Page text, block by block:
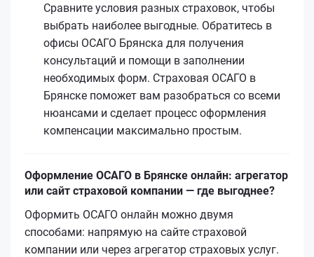
Сравните условия разных страховок, чтобы
выбрать наиболее выгодные. Обратитесь в
офисы ОСАГО Брянска для получения
консультаций и помощи в заполнении
необходимых форм. Страховая ОСАГО в
Брянске поможет вам разобраться со всеми
нюансами и сделает процесс оформления
компенсации максимально простым.
Оформление ОСАГО в Брянске онлайн: агрегатор
или сайт страховой компании — где выгоднее?
Оформить ОСАГО онлайн можно двумя
способами: напрямую на сайте страховой
компании или через агрегатор страховых услуг.